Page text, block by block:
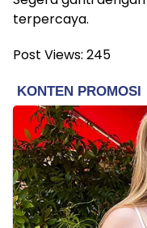
terpercaya.
Post Views: 245